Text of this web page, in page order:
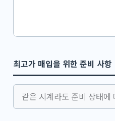
최고가 매입을 위한 준비 사항
같은 시계라도 준비 상태